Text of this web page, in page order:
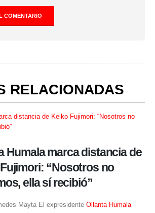
RELACIONADAS
Humala marca distancia de
“Nosotros no
ella sí recibió”
Por Arquímedes Mayta El expresidente Ollanta Humala